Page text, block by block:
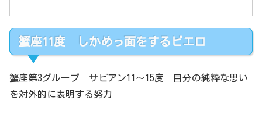
蟹座11度 しかめっ面をするピエロ
蟹座第3グループ サビアン11～15度 自分の純粋な思い
を対外的に表明する努力